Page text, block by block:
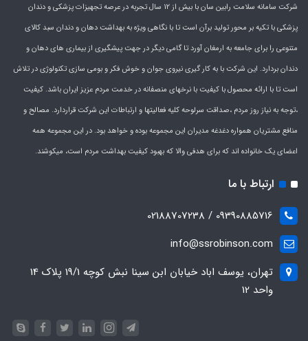
شرکت سامانه سلامت رابین سان با بیش از 12 سال تجربه در عرصه تجهیزات پزشکی و دندان
پزشکی با تکیه بر محور تولید برآن است تا با نگاهی ویژه به بهداشت دهان و دندان سبد کالای
متنوعی را برای جامعه به ارمغان آورد تا گامی دیگر در جهت پیشگیری از بیماری های دهان و
دندان بردارد. این شرکت با به کار گیری نیروی جوان و خوش فکر و بومی سازی تکنولوژی در تلاش
است تا با ارائه محصول با کیفیت با نرخهای منصفانه در خدمت مردم عزیز ایران باشد. کیفیت
،توجه به نیاز روز مردم ،صداقت سرلوحه کلیه فعالیتها و ارتباطات این شرکت قراردارد. مصالح و
منافع مشتریان همواره دغدغه مدیران این مجموعه بوده و خواهد بود. در این مجموعه همه
اعضای یک خانواده اند که برای هدفی والا که بهبود کیفیت بهداشت مردم است، میکوشند.
ارتباط با ما
09390885716 / 02188707238
info@ssrobinson.com
تهران، یوسف اباد خیابان ابن سینا نبش کوچه 19/1 پلاک 14
واحد 12